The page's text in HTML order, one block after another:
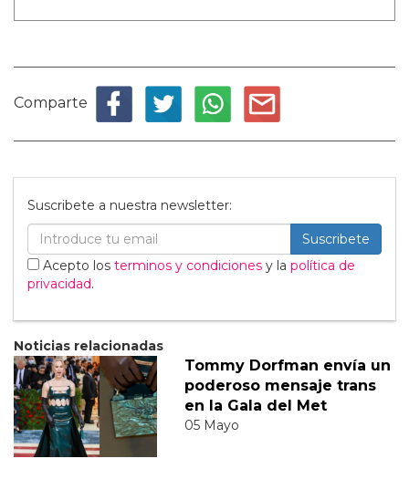
Comparte
Suscribete a nuestra newsletter:
Suscribete
Acepto los terminos y condiciones y la política de
privacidad.
Noticias relacionadas
Tommy Dorfman envía un
poderoso mensaje trans
en la Gala del Met
05 Mayo